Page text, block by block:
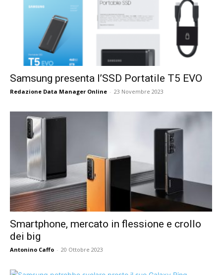
Samsung presenta l’SSD Portatile T5 EVO
Redazione Data Manager Online - 23 Novembre 2023
Smartphone, mercato in flessione e crollo
dei big
Antonino Caffo - 20 Ottobre 2023